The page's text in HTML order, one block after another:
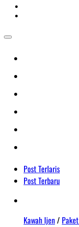
Post Terlaris
Post Terbaru
Kawah Ijen/